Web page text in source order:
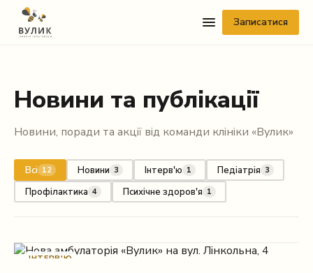
Записатися
Новини та публікації
Новини, поради та акції від команди клініки «Вулик»
Всі 12 Новини 3 Інтерв'ю 1 Педіатрія 3
Профілактика 4 Психічне здоров'я 1
ІНТЕРВ'Ю
Telegram
Viber